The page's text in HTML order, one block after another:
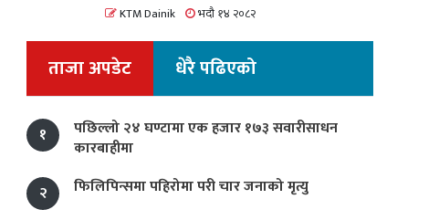
KTM Dainik भदौ १४ २०८२
ताजा अपडेट धेरै पढिएको
१
पछिल्लो २४ घण्टामा एक हजार १७३ सवारीसाधन
कारबाहीमा
२
फिलिपिन्समा पहिरोमा परी चार जनाको मृत्यु